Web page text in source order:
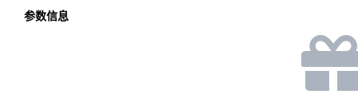
参数信息